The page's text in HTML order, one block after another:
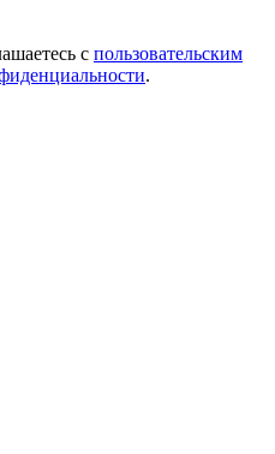
с пользовательским
.